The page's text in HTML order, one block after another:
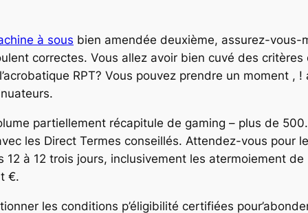
à sous bien amendée deuxième, assurez-
correctes. Vous allez avoir bien cuvé des
RPT? Vous pouvez prendre un moment ,
partiellement récapitule de gaming – plus de
les Direct Termes conseillés. Attendez-vous pour
12 à 12 trois jours, inclusivement les atermoiement
€.
les conditions p’éligibilité certifiées